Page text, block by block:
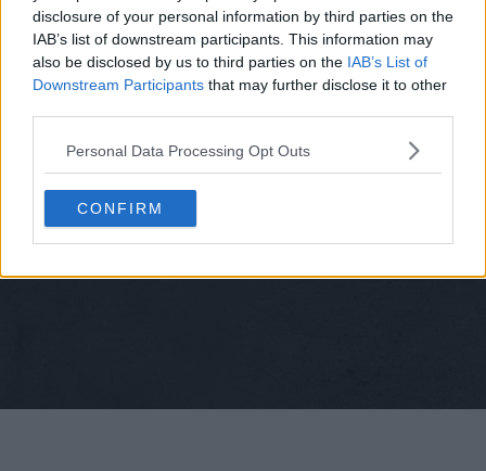
disclosure of your personal information by third parties on the
IAB’s list of downstream participants. This information may
also be disclosed by us to third parties on the IAB’s List of
Downstream Participants that may further disclose it to other
Personal Data Processing Opt Outs
CONFIRM